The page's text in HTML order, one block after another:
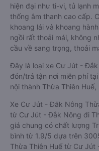
hiện đại như ti-vi, tủ lạnh
thống âm thanh cao cấp.
khoang lái và khoang
ngồi rất thoải mái, không
cầu về sang trọng, thoải
Đây là loại xe Cư Jút -
đón/trả tận nơi miễn phí
nội thành Thừa Thiên
Xe Cư Jút - Đắk Nông
từ Cư Jút - Đắk Nông đi
giá chung có chất lượng
bình từ 1.9/5 dựa trên
Thừa Thiên Huế từ Cư Jút